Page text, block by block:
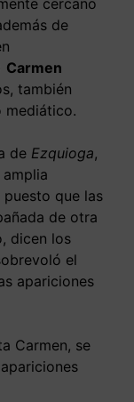
de
Carmen
también
mediático.
de Ezquioga,
puesto que las
de otra
dicen los
el
apariciones
Carmen, se